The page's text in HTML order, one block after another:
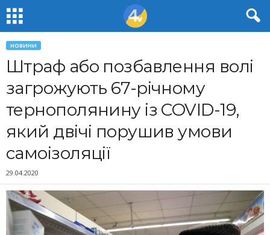
НОВИНИ
Штраф або позбавлення волі
загрожують 67-річному
тернополянину із COVID-19,
який двічі порушив умови
самоізоляції
29.04.2020